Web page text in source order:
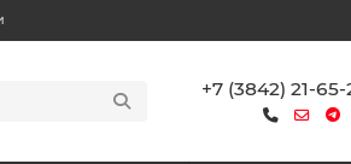
+7 (3842) 21-65-